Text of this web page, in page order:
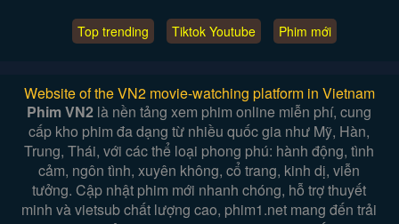
Top trending Tiktok Youtube Phim mới
Website of the VN2 movie-watching platform in Vietnam
Phim VN2 là nền tảng xem phim online miễn phí, cung
cấp kho phim đa dạng từ nhiều quốc gia như Mỹ, Hàn,
Trung, Thái, với các thể loại phong phú: hành động, tình
cảm, ngôn tình, xuyên không, cổ trang, kinh dị, viễn
tưởng. Cập nhật phim mới nhanh chóng, hỗ trợ thuyết
minh và vietsub chất lượng cao, phim1.net mang đến trải